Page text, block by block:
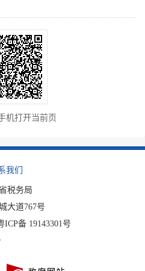
机打开当前页
我们
税务局
大道767号
ICP备 19143301号